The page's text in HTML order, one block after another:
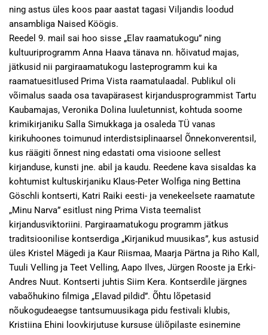
ning astus üles koos paar aastat tagasi Viljandis loodud
ansambliga Naised Köögis.
Reedel 9. mail sai hoo sisse „Elav raamatukogu” ning
kultuuriprogramm Anna Haava tänava nn. hõivatud majas,
jätkusid nii pargiraamatukogu lasteprogramm kui ka
raamatuesitlused Prima Vista raamatulaadal. Publikul oli
võimalus saada osa tavapärasest kirjandusprogrammist Tartu
Kaubamajas, Veronika Dolina luuletunnist, kohtuda soome
krimikirjaniku Salla Simukkaga ja osaleda TÜ vanas
kirikuhoones toimunud interdistsiplinaarsel Õnnekonverentsil,
kus räägiti õnnest ning edastati oma visioone sellest
kirjanduse, kunsti jne. abil ja kaudu. Reedene kava sisaldas ka
kohtumist kultuskirjaniku Klaus-Peter Wolfiga ning Bettina
Göschli kontserti, Katri Raiki eesti- ja venekeelsete raamatute
„Minu Narva” esitlust ning Prima Vista teemalist
kirjandusviktoriini. Pargiraamatukogu programm jätkus
traditsioonilise kontserdiga „Kirjanikud muusikas”, kus astusid
üles Kristel Mägedi ja Kaur Riismaa, Maarja Pärtna ja Riho Kall,
Tuuli Velling ja Teet Velling, Aapo Ilves, Jürgen Rooste ja Erki-
Andres Nuut. Kontserti juhtis Siim Kera. Kontserdile järgnes
vabaõhukino filmiga „Elavad pildid”. Õhtu lõpetasid
nõukogudeaegse tantsumuusikaga pidu festivali klubis,
Kristiina Ehini loovkirjutuse kursuse üliõpilaste esinemine